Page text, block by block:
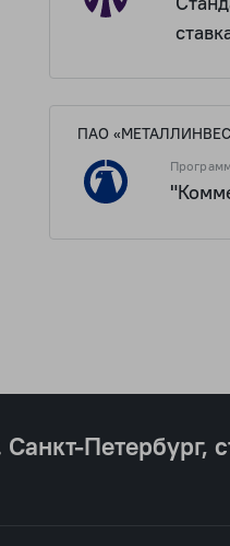
ПАО
Санкт‐Петербург,